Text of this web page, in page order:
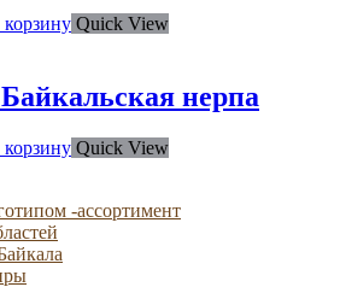
Quick View
нерпа
Quick View
-ассортимент